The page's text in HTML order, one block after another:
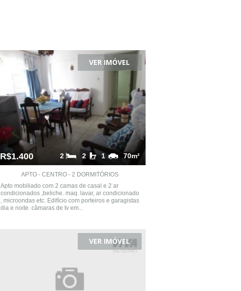
VER IMÓVEL
R$1.400 70m²
1
2
2
APTO - CENTRO - 2 DORMITÓRIOS
Apto mobiliado com 2 camas de casal e 2 ar
condicionados ,beliche. maq. lavar, ar condicionado
, microondas etc. Edifício com porteiros e garagistas
dia e noite. câmaras de tv em...
VER IMÓVEL